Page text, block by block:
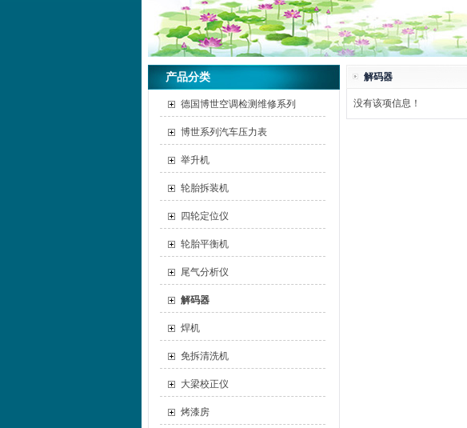
产品分类
德国博世空调检测维修系列
博世系列汽车压力表
举升机
轮胎拆装机
四轮定位仪
轮胎平衡机
尾气分析仪
解码器
焊机
免拆清洗机
大梁校正仪
烤漆房
解码器
没有该项信息！